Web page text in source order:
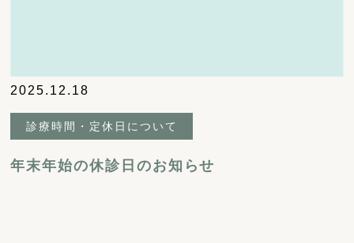
2025.12.18
診療時間・定休日について
年末年始の休診日のお知らせ